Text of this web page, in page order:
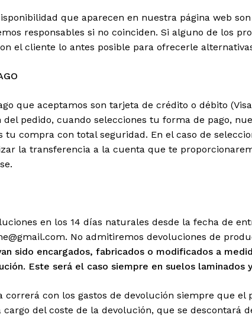
que aparecen en nuestra página web
responsables si no coinciden. Si alguno de los
el cliente lo antes posible para ofrecerle
que aceptamos son tarjeta de crédito o débito
pedido, cuando selecciones tu forma de pago,
tu compra con total seguridad. En el caso de
la transferencia a la cuenta que te
en los 14 días naturales desde la fecha de
No admitiremos devoluciones de
sido encargados, fabricados o modificados a
Este será el caso siempre en suelos
correrá con los gastos de devolución siempre que
del coste de la devolución, que se descontará